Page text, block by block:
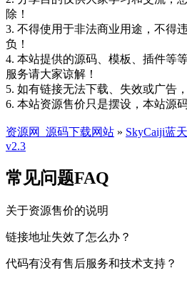
除！
3. 不得使用于非法商业用途，不得
负！
4. 本站提供的源码、模板、插件等
服务请大家谅解！
5. 如有链接无法下载、失效或广告
6. 本站资源售价只是摆设，本站源
资源网_源码下载网站 » SkyCaiji蓝
v2.3
常见问题FAQ
关于资源售价的说明
链接地址失效了怎么办？
代码有没有售后服务和技术支持？